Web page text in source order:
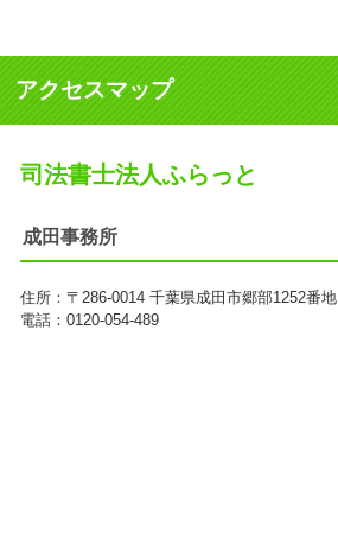
アクセスマップ
司法書士法人ふらっと
成田事務所
住所： 〒286-0014 千葉県成田市郷部1252番地
電話：0120-054-489